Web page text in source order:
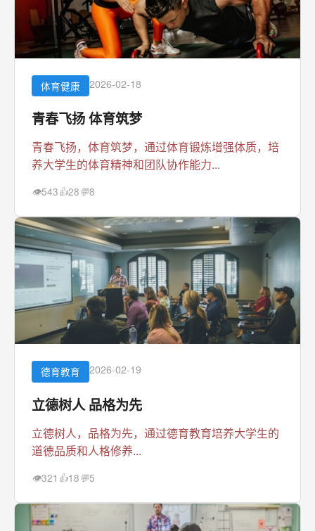
体育健康 2026-02-18
青春飞扬 体育筑梦
青春飞扬，体育筑梦，通过体育锻炼增强体质，培
养大学生的体育精神和团队协作能力...
👁543👍28 💬8
德育教育 2026-02-19
立德树人 品格为先
立德树人，品格为先，通过德育教育培养大学生的
道德品质和人格修养...
👁321 👍18 💬5